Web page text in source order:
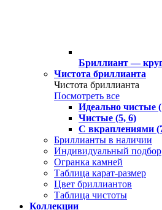
Бриллиант —
Чистота бриллианта
Чистота бриллианта
Посмотреть все
Идеально чистые
Чистые (5, 6)
С вкраплениями
Бриллианты в наличии
Индивидуальный подбор
Огранка камней
Таблица карат-размер
Цвет бриллиантов
Таблица чистоты
Коллекции